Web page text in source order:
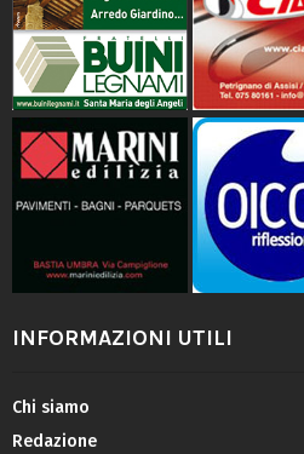
INFORMAZIONI UTILI
Chi siamo
Redazione